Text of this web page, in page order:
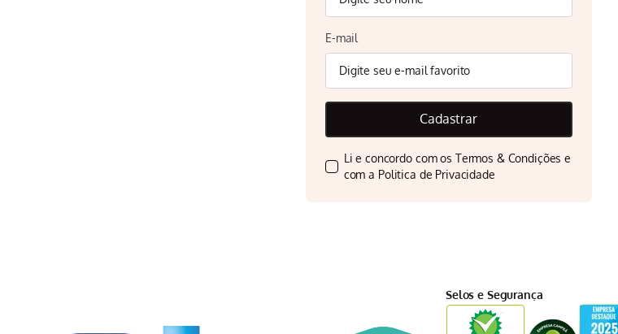
E-mail
Cadastrar
Li e concordo com os Termos & Condições e
com a Politica de Privacidade
Selos e Segurança